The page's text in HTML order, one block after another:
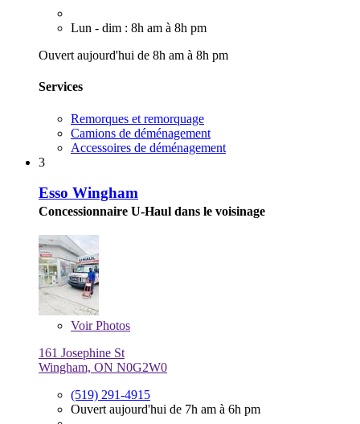
Lun - dim : 8h am à 8h pm
Ouvert aujourd'hui de 8h am à 8h pm
Services
Remorques et remorquage
Camions de déménagement
Accessoires de déménagement
3
Esso Wingham
Concessionnaire U-Haul dans le voisinage
VoirPhotos
161 Josephine St
Wingham, ON N0G2W0
(519) 291-4915
Ouvert aujourd'hui de 7h am à 6h pm